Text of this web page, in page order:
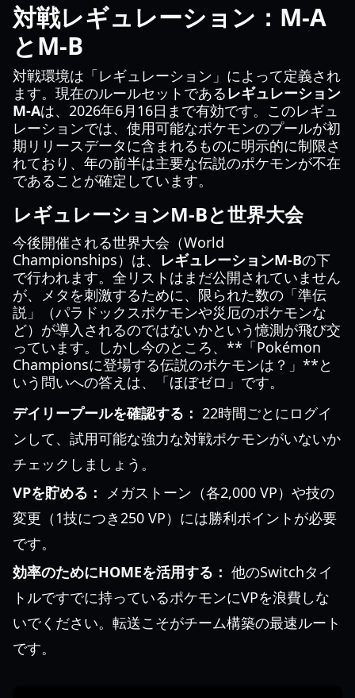
対戦レギュレーション：M-A
とM-B
対戦環境は「レギュレーション」によって定義され
ます。現在のルールセットであるレギュレーション
M-Aは、2026年6月16日まで有効です。このレギュ
レーションでは、使用可能なポケモンのプールが初
期リリースデータに含まれるものに明示的に制限さ
れており、年の前半は主要な伝説のポケモンが不在
であることが確定しています。
レギュレーションM-Bと世界大会
今後開催される世界大会（World
Championships）は、 レギュレーションM-Bの下
で行われます。全リストはまだ公開されていません
が、メタを刺激するために、限られた数の「準伝
説」（パラドックスポケモンや災厄のポケモンな
ど）が導入されるのではないかという憶測が飛び交
っています。しかし今のところ、**「Pokémon
Championsに登場する伝説のポケモンは？」**と
いう問いへの答えは、「ほぼゼロ」です。
デイリープールを確認する： 22時間ごとにログイ
ンして、試用可能な強力な対戦ポケモンがいないか
チェックしましょう。
VPを貯める： メガストーン（各2,000 VP）や技の
変更（1技につき250 VP）には勝利ポイントが必要
です。
効率のためにHOMEを活用する： 他のSwitchタイ
トルですでに持っているポケモンにVPを浪費しな
いでください。転送こそがチーム構築の最速ルート
です。